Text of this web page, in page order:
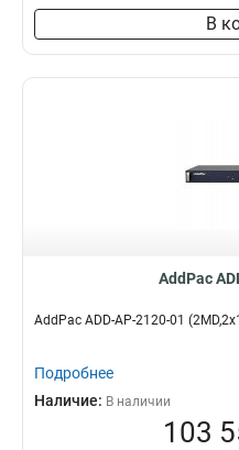
В
AddPac
AddPac ADD-AP-2120-01
Подробнее
Наличие: В наличии
103